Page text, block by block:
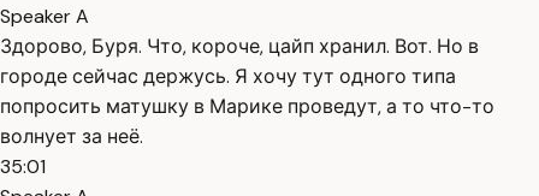
Speaker A
Здорово, Буря. Что, короче, цайп хранил. Вот. Но в
городе сейчас держусь. Я хочу тут одного типа
попросить матушку в Марике проведут, а то что-то
волнует за неё.
35:01